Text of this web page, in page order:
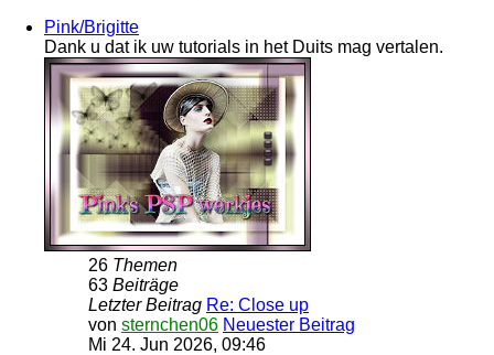
Pink/Brigitte
Dank u dat ik uw tutorials in het Duits mag vertalen.
26 Themen
63 Beiträge
Letzter Beitrag Re: Close up
von sternchen06 Neuester Beitrag
Mi 24. Jun 2026, 09:46